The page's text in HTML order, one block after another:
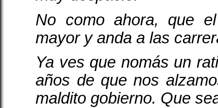
No como ahora, que
mayor y anda a las
Ya ves que nomás un
años de que nos
maldito gobierno. Que